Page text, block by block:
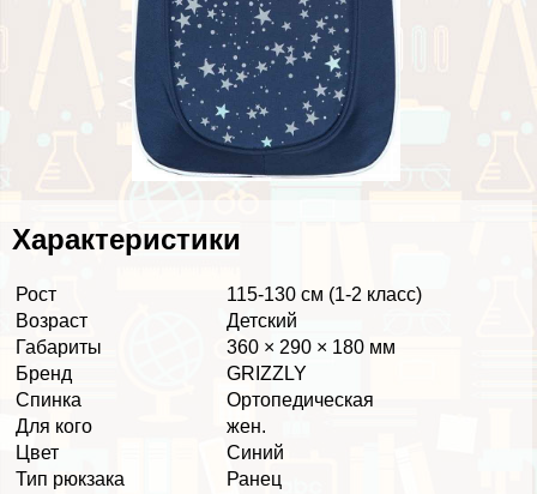
Хаpaктеристики
Рост
115-130 см (1-2 класс)
Возраст
Детский
Габариты
360 × 290 × 180 мм
Бренд
GRIZZLY
Спинка
Ортопедическая
Для кого
жен.
Цвет
Синий
Тип рюкзака
Ранец